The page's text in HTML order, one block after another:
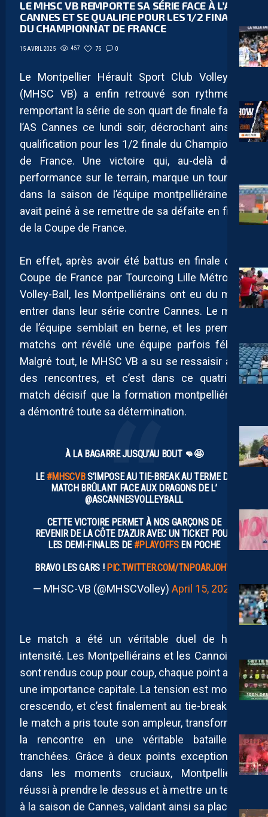
LE MHSC VB REMPORTE SA SÉRIE FACE À L’AS
CANNES ET SE QUALIFIE POUR LES 1/2 FINALE
DU CHAMPIONNAT DE FRANCE
15 AVRIL 2025 457 75 0
Le Montpellier Hérault Sport Club Volley-Ball
(MHSC VB) a enfin retrouvé son rythme en
remportant la série de son quart de finale face à
l’AS Cannes ce lundi soir, décrochant ainsi sa
qualification pour les 1/2 finale du Championnat
de France. Une victoire qui, au-delà de la
performance sur le terrain, marque un tournant
dans la saison de l’équipe montpelliéraine, qui
avait peiné à se remettre de sa défaite en finale
de la Coupe de France.
En effet, après avoir été battus en finale de la
Coupe de France par Tourcoing Lille Métropole
Volley-Ball, les Montpelliérains ont eu du mal à
entrer dans leur série contre Cannes. Le moral
de l’équipe semblait en berne, et les premiers
matchs ont révélé une équipe parfois fébrile.
Malgré tout, le MHSC VB a su se ressaisir au fil
des rencontres, et c’est dans ce quatrième
match décisif que la formation montpelliéraine
a démontré toute sa détermination.
À LA BAGARRE JUSQU’AU BOUT 👊🤩
LE #MHSCVBS’IMPOSE AU TIE-BREAK AU TERME DE
MATCH BRÛLANT FACE AUX DRAGONS DE L’
@ASCANNESVOLLEYBALL
CETTE VICTOIRE PERMET À NOS GARÇONS DE
REVENIR DE LA CÔTE D’AZUR AVEC UN TICKET POUR
LES DEMI-FINALES DE #PLAYOFFSEN POCHE
BRAVO LES GARS ! PIC.TWITTER.COM/TNPOARJOHW
— MHSC-VB (@MHSCVolley) April 15, 2025
Le match a été un véritable duel de haute
intensité. Les Montpelliérains et les Cannois se
sont rendus coup pour coup, chaque point ayant
une importance capitale. La tension est montée
crescendo, et c’est finalement au tie-break que
le match a pris toute son ampleur, transformant
la rencontre en une véritable bataille de
tranchées. Grâce à deux points exceptionnels
dans les moments cruciaux, Montpellier a
réussi à prendre le dessus et à mettre un terme
à la saison de Cannes, validant ainsi sa place en